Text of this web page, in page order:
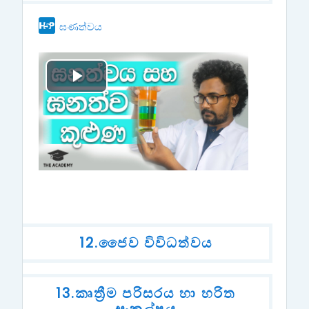
d
e
o
ඝණත්වයH5P
P
l
a
i12.ජෛව විවිධත්වය
13.කෘත්‍රීම පරිසරය හා හරිත